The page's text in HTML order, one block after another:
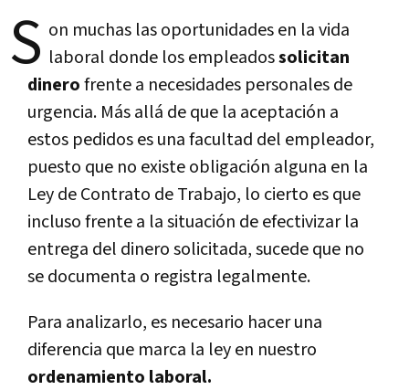
S on muchas las oportunidades en la vida
laboral donde los empleadossolicitan
dinerofrente a necesidades personales de
urgencia. Más allá de que la aceptación a
estos pedidos es una facultad del empleador,
puesto que no existe obligación alguna en la
Ley de Contrato de Trabajo, lo cierto es que
incluso frente a la situación de efectivizar la
entrega del dinero solicitada, sucede que no
se documenta o registra legalmente.
Para analizarlo, es necesario hacer una
diferencia que marca la ley en nuestro
ordenamiento laboral.